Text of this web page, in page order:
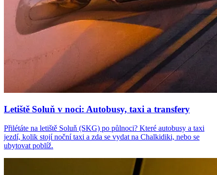
Letiště Soluň v noci: Autobusy, taxi a transfery
Přilétáte na letiště Soluň (SKG) po půlnoci? Které autobusy a taxi
jezdí, kolik stojí noční taxi a zda se vydat na Chalkidiki, nebo se
ubytovat poblíž.